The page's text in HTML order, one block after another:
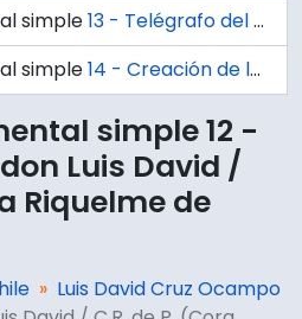
simple13 - Telégrafo del Estado (Chile)
simple14 - Creación de la Biblioteca Central. Memoria del Directorio / Universidad de Concepción.
simple 12 -
Luis David /
Riquelme de
Luis David Cruz Ocampo